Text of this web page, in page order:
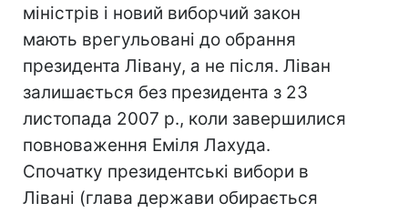
міністрів і новий виборчий закон
мають врегульовані до обрання
президента Лівану, а не після. Ліван
залишається без президента з 23
листопада 2007 р., коли завершилися
повноваження Еміля Лахуда.
Спочатку президентські вибори в
Лівані (глава держави обирається